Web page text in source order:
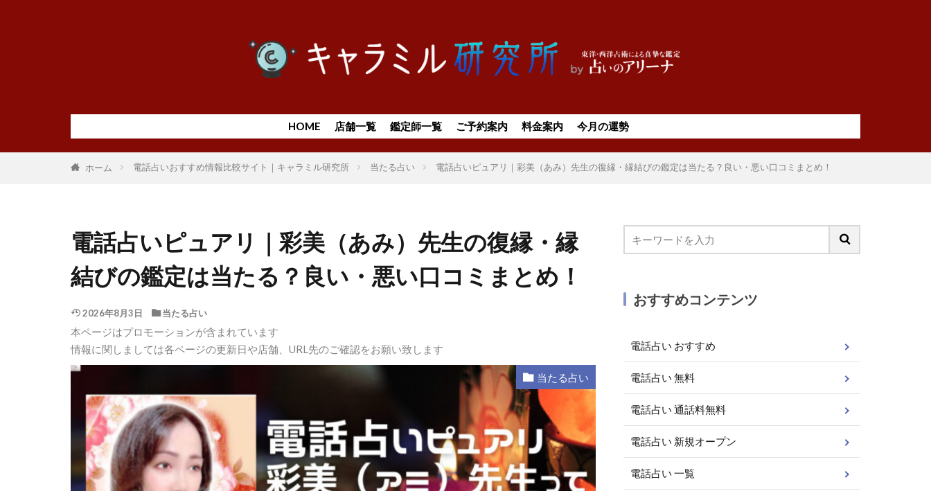
HOME 店舗一覧 鑑定師一覧 ご予約案内 料金案内 今月の運勢
ホーム 電話占いおすすめ情報比較サイト｜キャラミル研究所 当たる占い 電話占いピュアリ｜彩美（あみ）先生の復縁・縁結びの鑑定は当たる？良い・悪い口コミまとめ！
電話占いピュアリ｜彩美（あみ）先生の復縁・縁
結びの鑑定は当たる？良い・悪い口コミまとめ！
2026年8月3日 当たる占い
本ページはプロモーションが含まれています
情報に関しましては各ページの更新日や店舗、URL先のご確認をお願い致します
当たる占い
おすすめコンテンツ
電話占い おすすめ
電話占い 無料
電話占い 通話料無料
電話占い 新規オープン
電話占い 一覧